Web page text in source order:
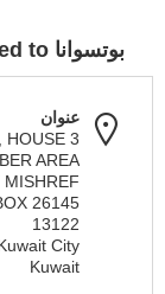
بوتسوانا Mission accredited to في Kuwait City
عنوان
HOUSE 3
AREA
MISHREF
26145
13122
City
Kuwait